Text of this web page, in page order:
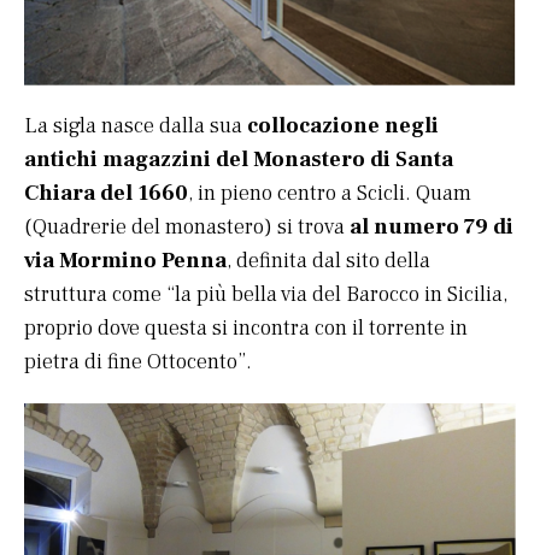
La sigla nasce dalla sua collocazione negli
antichi magazzini del Monastero di Santa
Chiara del 1660, in pieno centro a Scicli. Quam
(Quadrerie del monastero) si trova al numero 79 di
via Mormino Penna, definita dal sito della
struttura come “la più bella via del Barocco in Sicilia,
proprio dove questa si incontra con il torrente in
pietra di fine Ottocento”.